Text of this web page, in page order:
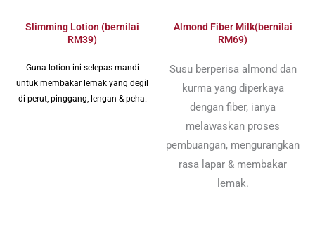
Slimming Lotion (bernilai
RM39)
Guna lotion ini selepas mandi
untuk membakar lemak yang degil
di perut, pinggang, lengan & peha.
Almond Fiber Milk(bernilai
RM69)
Susu berperisa almond dan
kurma yang diperkaya
dengan fiber, ianya
melawaskan proses
pembuangan, mengurangkan
rasa lapar & membakar
lemak.